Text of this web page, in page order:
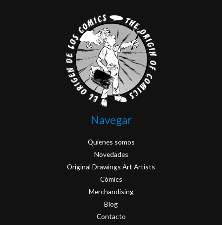
Navegar
Quienes somos
Novedades
Original Drawings Art Artists
Cómics
Merchandising
Blog
Contacto